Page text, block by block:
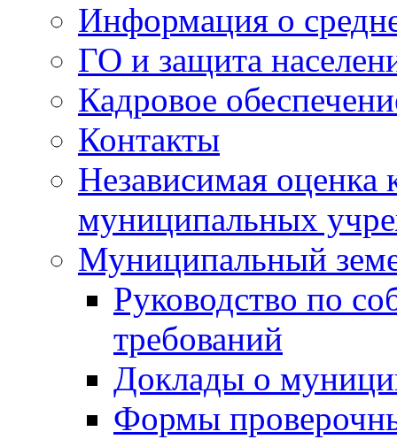
Информация о
ГО и защита
Кадровое
Контакты
Независимая оценка
муниципальных
Муниципальный
Руководство по
требований
Доклады о
Формы